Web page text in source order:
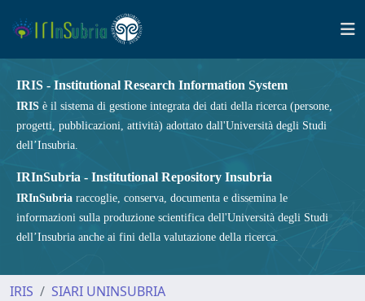
IRIS - Institutional Research Information System
IRIS è il sistema di gestione integrata dei dati della ricerca (persone,
progetti, pubblicazioni, attività) adottato dall'Università degli Studi
dell’Insubria.
IRInSubria - Institutional Repository Insubria
IRInSubria raccoglie, conserva, documenta e dissemina le
informazioni sulla produzione scientifica dell'Università degli Studi
dell’Insubria anche ai fini della valutazione della ricerca.
IRIS
SIARI UNINSUBRIA